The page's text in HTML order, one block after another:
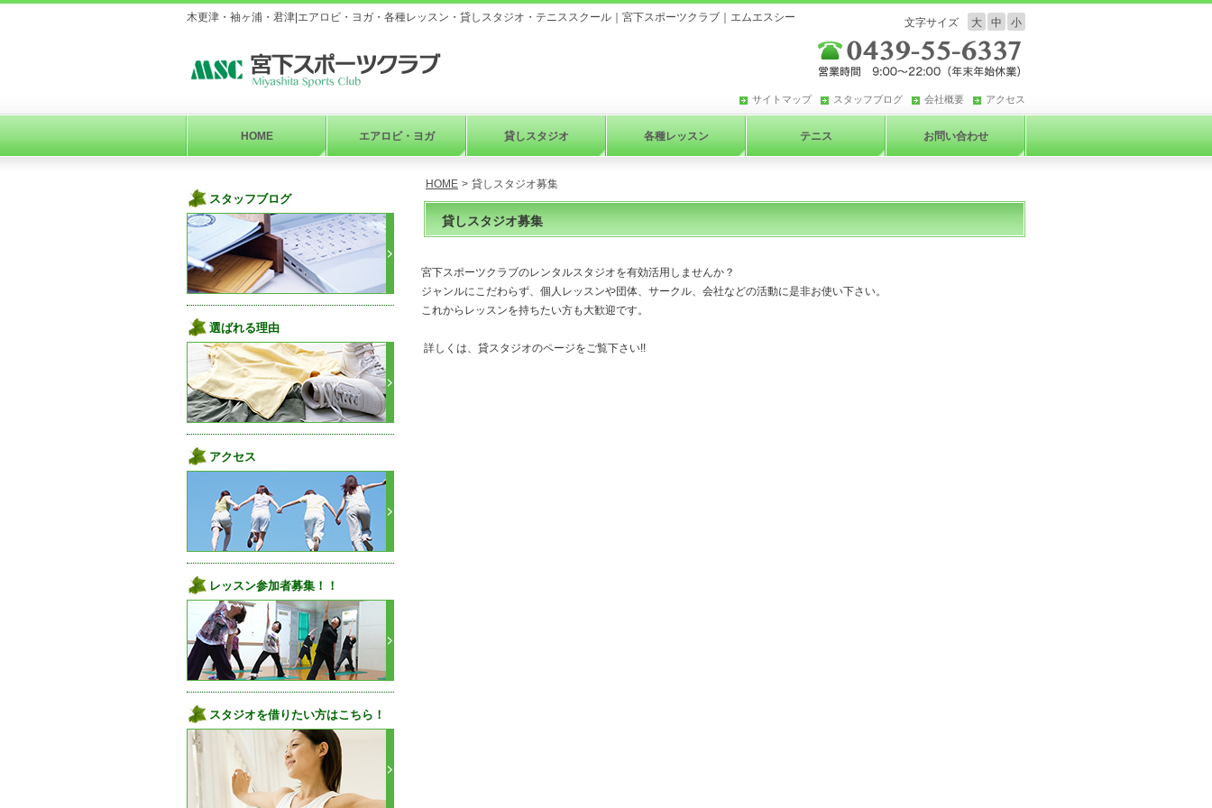
木更津・袖ヶ浦・君津|エアロビ・ヨガ・各種レッスン・貸しスタジオ・テニススクール｜宮下スポーツクラブ｜エムエスシー 小
中
大
文字サイズ
アクセス
会社概要
スタッフブログ
サイトマップ
HOME エアロビ・ヨガ 貸しスタジオ 各種レッスン テニス お問い合わせ
スタッフブログ
選ばれる理由
アクセス
レッスン参加者募集！！
スタジオを借りたい方はこちら！
HOME > 貸しスタジオ募集
貸しスタジオ募集
宮下スポーツクラブのレンタルスタジオを有効活用しませんか？
ジャンルにこだわらず、個人レッスンや団体、サークル、会社などの活動に是非お使い下さい。
これからレッスンを持ちたい方も大歓迎です。
詳しくは、貸スタジオのページをご覧下さい!!